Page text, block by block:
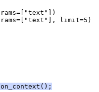
limit=5)